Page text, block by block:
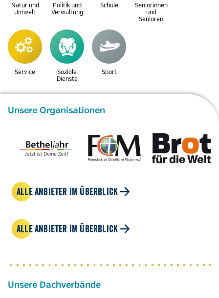
Natur und
Umwelt
Politik und
Verwaltung
Schule
Seniorinnen
und
Senioren
Service
Soziale
Dienste
Sport
Unsere Organisationen
ALLE ANBIETER IM ÜBERBLICK
ALLE ANBIETER IM ÜBERBLICK